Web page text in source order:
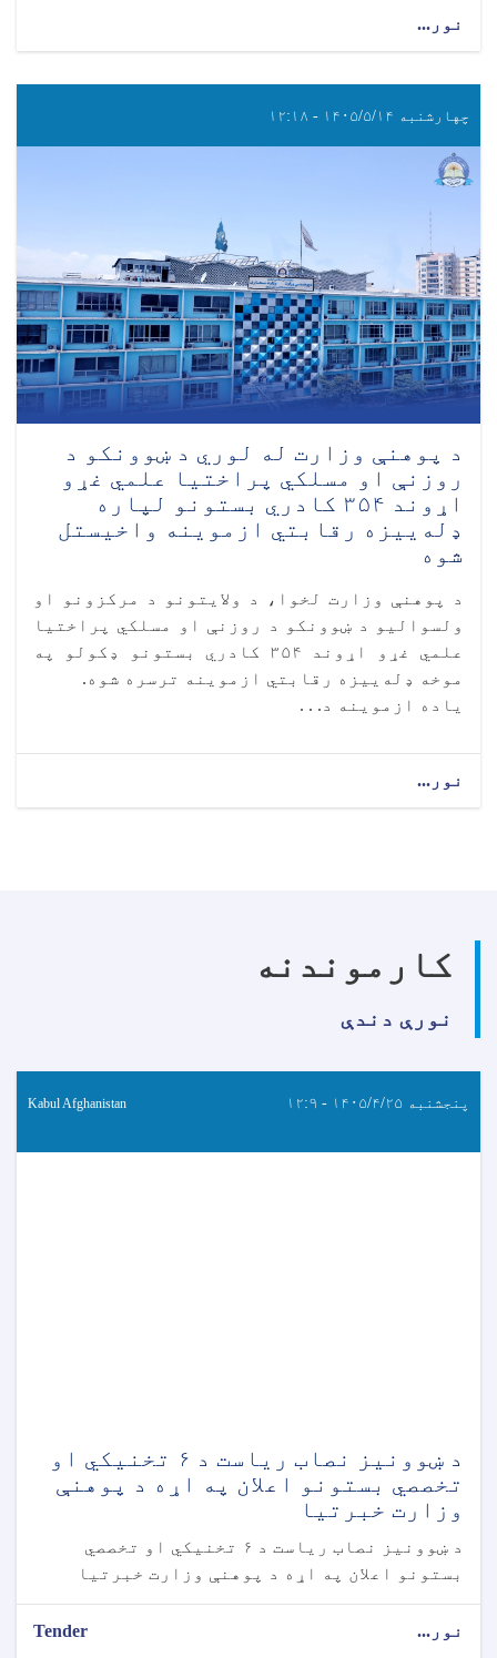
نور...
چهارشنبه ۱۴۰۵/۵/۱۴ - ۱۲:۱۸
د پوهنې وزارت له لوري د ښوونکو د
روزنې او مسلکي پراختیا علمي غړو
اړوند ۳۵۴ کادري بستونو لپاره
ډله‌ییزه رقابتي ازموینه واخیستل
شوه
د پوهنې وزارت لخوا، د ولايتونو د مرکزونو او
ولسواليو د ښوونکو د روزنې او مسلکي پراختیا
علمي غړو اړوند ۳۵۴ کادري بستونو ډکولو په
موخه ډله‌ییزه رقابتي ازموینه ترسره شوه.
ياده ازموینه د. . .
نور...
کارموندنه
نورې دندې
پنجشنبه ۱۴۰۵/۴/۲۵ - ۱۲:۹ Kabul Afghanistan
د ښوونیز نصاب ریاست د ۶ تخنیکي او
تخصصي بستونو اعلان په اړه د پوهنې
وزارت خبرتیا
د ښوونیز نصاب ریاست د ۶ تخنیکي او تخصصي
بستونو اعلان په اړه د پوهنې وزارت خبرتیا
نور... Tender